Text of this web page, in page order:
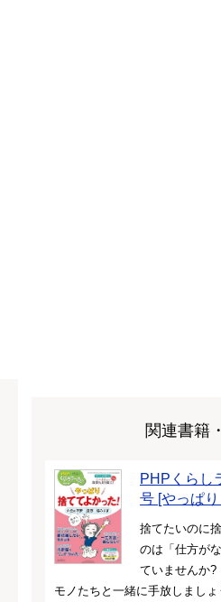
関連書籍
PHPくらし
号 [やっぱ
捨てたいのに
のは「仕方が
ていませんか?
モノたちと一緒に手放しまし